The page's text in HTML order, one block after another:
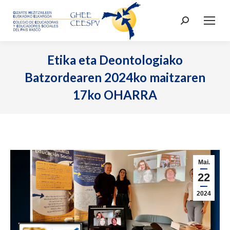
Search:
Etika eta Deontologiako
Batzordearen 2024ko maitzaren
17ko OHARRA
Mai.
22
2024